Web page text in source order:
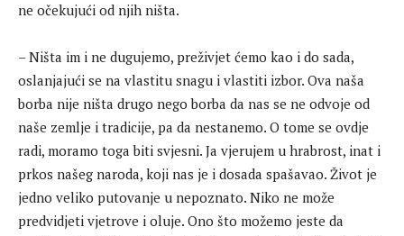
ne očekujući od njih ništa.
– Ništa im i ne dugujemo, preživjet ćemo kao i do sada,
oslanjajući se na vlastitu snagu i vlastiti izbor. Ova naša
borba nije ništa drugo nego borba da nas se ne odvoje od
naše zemlje i tradicije, pa da nestanemo. O tome se ovdje
radi, moramo toga biti svjesni. Ja vjerujem u hrabrost, inat i
prkos našeg naroda, koji nas je i dosada spašavao. Život je
jedno veliko putovanje u nepoznato. Niko ne može
predvidjeti vjetrove i oluje. Ono što možemo jeste da